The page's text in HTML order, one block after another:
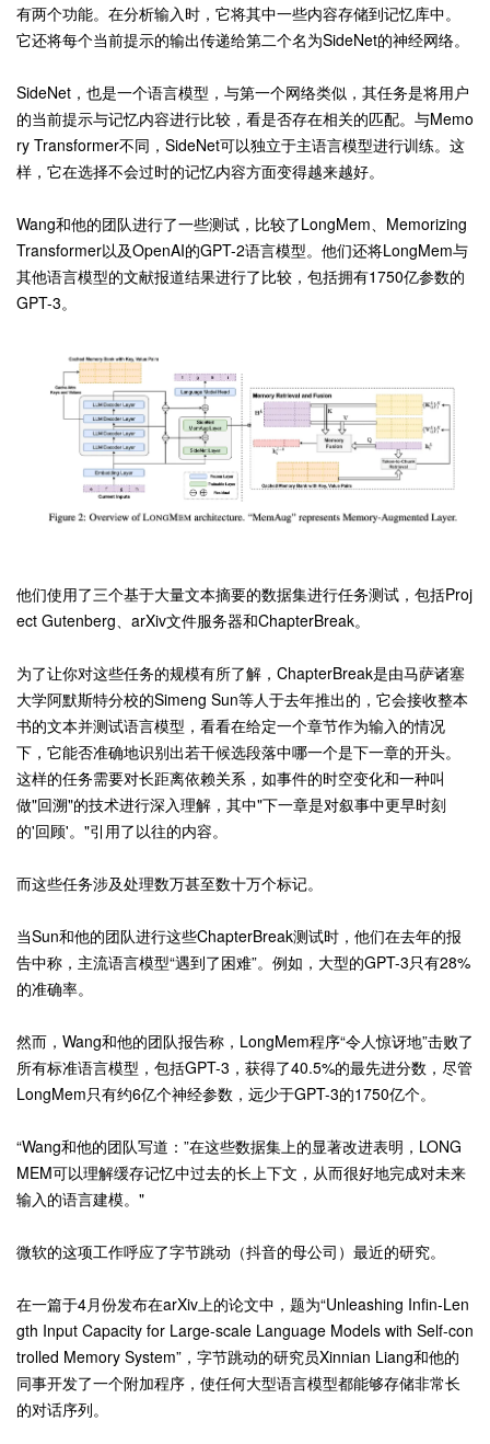
有两个功能。在分析输入时，它将其中一些内容存储到记忆库中。
它还将每个当前提示的输出传递给第二个名为SideNet的神经网络。
SideNet，也是一个语言模型，与第一个网络类似，其任务是将用户
的当前提示与记忆内容进行比较，看是否存在相关的匹配。与Memo
ry Transformer不同，SideNet可以独立于主语言模型进行训练。这
样，它在选择不会过时的记忆内容方面变得越来越好。
Wang和他的团队进行了一些测试，比较了LongMem、Memorizing
Transformer以及OpenAI的GPT-2语言模型。他们还将LongMem与
其他语言模型的文献报道结果进行了比较，包括拥有1750亿参数的
GPT-3。
他们使用了三个基于大量文本摘要的数据集进行任务测试，包括Proj
ect Gutenberg、arXiv文件服务器和ChapterBreak。
为了让你对这些任务的规模有所了解，ChapterBreak是由马萨诸塞
大学阿默斯特分校的Simeng Sun等人于去年推出的，它会接收整本
书的文本并测试语言模型，看看在给定一个章节作为输入的情况
下，它能否准确地识别出若干候选段落中哪一个是下一章的开头。
这样的任务需要对长距离依赖关系，如事件的时空变化和一种叫
做"回溯"的技术进行深入理解，其中"下一章是对叙事中更早时刻
的'回顾'。"引用了以往的内容。
而这些任务涉及处理数万甚至数十万个标记。
当Sun和他的团队进行这些ChapterBreak测试时，他们在去年的报
告中称，主流语言模型“遇到了困难”。例如，大型的GPT-3只有28%
的准确率。
然而，Wang和他的团队报告称，LongMem程序“令人惊讶地”击败了
所有标准语言模型，包括GPT-3，获得了40.5%的最先进分数，尽管
LongMem只有约6亿个神经参数，远少于GPT-3的1750亿个。
“Wang和他的团队写道：”在这些数据集上的显著改进表明，LONG
MEM可以理解缓存记忆中过去的长上下文，从而很好地完成对未来
输入的语言建模。"
微软的这项工作呼应了字节跳动（抖音的母公司）最近的研究。
在一篇于4月份发布在arXiv上的论文中，题为“Unleashing Infin-Len
gth Input Capacity for Large-scale Language Models with Self-con
trolled Memory System”，字节跳动的研究员Xinnian Liang和他的
同事开发了一个附加程序，使任何大型语言模型都能够存储非常长
的对话序列。